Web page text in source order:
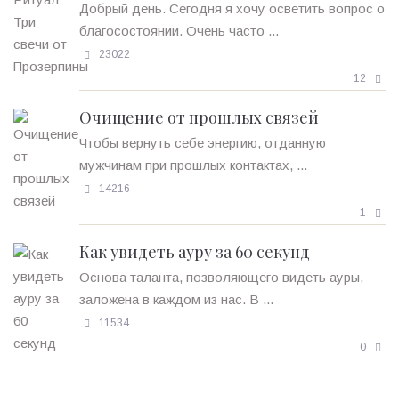
Добрый день. Сегодня я хочу осветить вопрос о
благосостоянии. Очень часто ...
23022
12
Очищение от прошлых связей
Чтобы вернуть себе энергию, отданную
мужчинам при прошлых контактах, ...
14216
1
Как увидеть ауру за 60 секунд
Основа таланта, позволяющего видеть ауры,
заложена в каждом из нас. В ...
11534
0